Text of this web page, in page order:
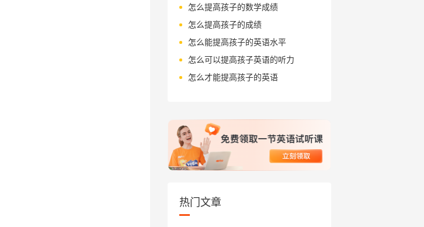
怎么提高孩子的数学成绩
怎么提高孩子的成绩
怎么能提高孩子的英语水平
怎么可以提高孩子英语的听力
怎么才能提高孩子的英语
热门文章